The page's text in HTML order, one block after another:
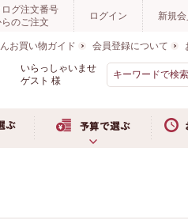
ログ注文番号
のご注文
ログイン 新規
お買い物ガイド 会員登録について
いらっしゃいませ
ゲスト 様